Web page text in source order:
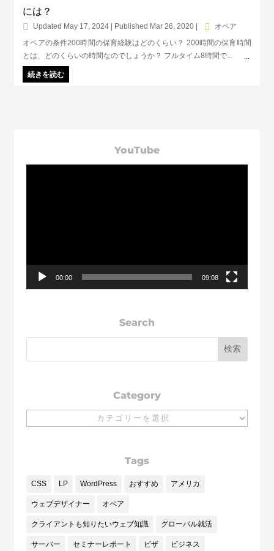
には？
Updated May 17, 2024 | Published Mar 26, 2020 |
オペア
オペアの条件200時間の保育経験はどのくらい？ 200時間の保育時間
とは、どのくらいの時間なのでしょうか？ フルタイム8時間で...
続きを読む
YouTube
ー
00:00 09:08
Search
Category
Tags
CSS LP WordPress おすすめ アメリカ
ウェブデザイナー オペア
クライアントも知りたいウェブ知識 グローバル就活
サーバー セミナーレポート ビザ ビジネス